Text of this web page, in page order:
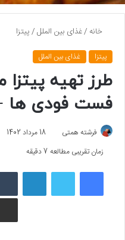
خانه /غذای بین الملل/پیتزا
پیتزا غذای بین الملل
طرز تهیه
فست فودی ها
فرشته همتی 18 مرداد 1402
زمان تقریبی مطالعه 7 دقیقه
فیسبوک لینکداین